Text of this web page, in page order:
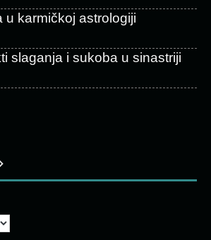
u karmičkoj astrologiji
slaganja i sukoba u sinastriji